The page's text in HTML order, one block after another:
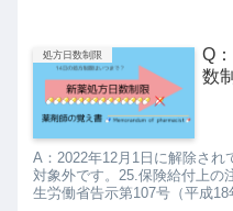
処方日数制限
Q
数
A：2022年12月1日に解除され
対象外です。25.保険給付上の
生労働省告示第107号（平成18